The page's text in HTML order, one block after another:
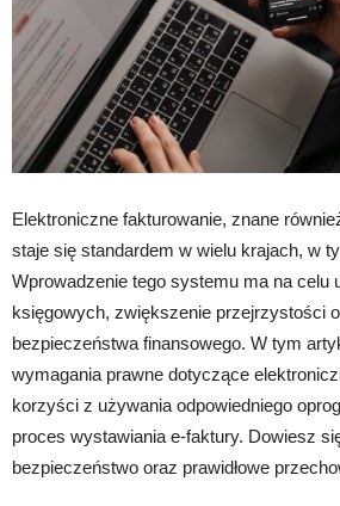
Elektroniczne fakturowanie, znane
staje się standardem w wielu krajach, w
Wprowadzenie tego systemu ma na celu
księgowych, zwiększenie przejrzystości
bezpieczeństwa finansowego. W tym
wymagania prawne dotyczące
korzyści z używania odpowiedniego
proces wystawiania e-faktury. Dowiesz
bezpieczeństwo oraz prawidłowe